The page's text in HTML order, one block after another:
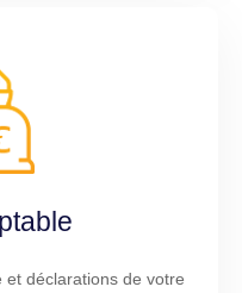
et déclarations de votre